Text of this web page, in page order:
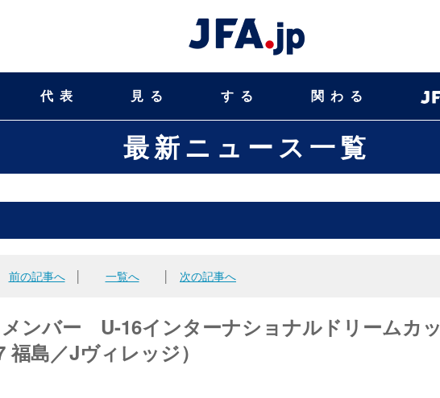
代表 見る する 関わる
最新ニュース一覧
前の記事へ│ 一覧へ 次の記事へ
ンバー U-16インターナショナルドリームカッ
島／Jヴィレッジ）